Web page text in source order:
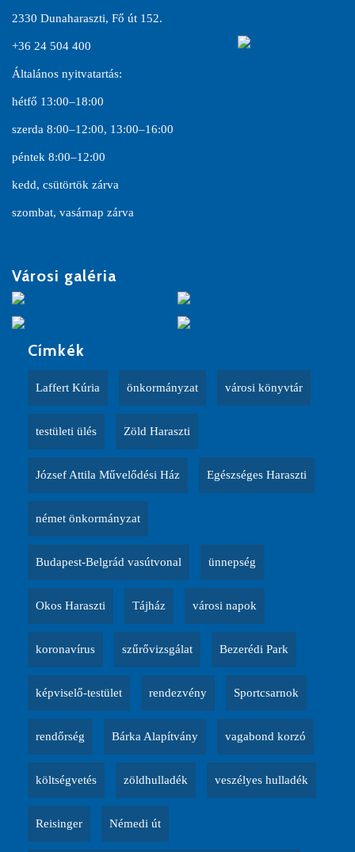
2330 Dunaharaszti, Fő út 152.
+36 24 504 400
Általános nyitvatartás:
hétfő 13:00–18:00
szerda 8:00–12:00, 13:00–16:00
péntek 8:00–12:00
kedd, csütörtök zárva
szombat, vasárnap zárva
Városi galéria
Címkék
Laffert Kúria önkormányzat városi könyvtár
testületi ülés Zöld Haraszti
József Attila Művelődési Ház Egészséges Haraszti
német önkormányzat
Budapest-Belgrád vasútvonal ünnepség
Okos Haraszti Tájház városi napok
koronavírus szűrővizsgálat Bezerédi Park
képviselő-testület rendezvény Sportcsarnok
rendőrség Bárka Alapítvány vagabond korzó
költségvetés zöldhulladék veszélyes hulladék
Reisinger Némedi út